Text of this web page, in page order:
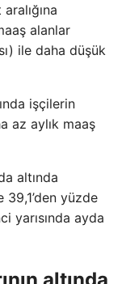
alanlar
ile daha düşük
işçilerin
az aylık maaş
altında
39,1’den yüzde
yarısında ayda
altında